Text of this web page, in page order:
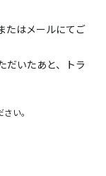
たはメールにてご
だいたあと、トラ
い。